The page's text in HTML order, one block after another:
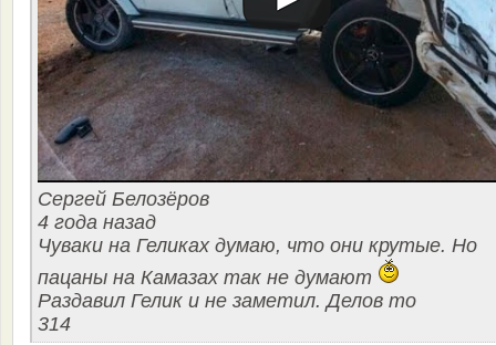
Сергей Белозёров
4 года назад
Чуваки на Геликах думаю, что они крутые. Но
пацаны на Камазах так не думают
Раздавил Гелик и не заметил. Делов то
314